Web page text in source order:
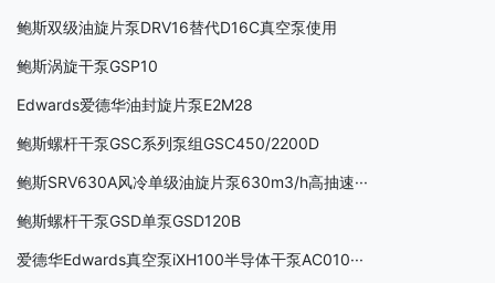
鲍斯双级油旋片泵DRV16替代D16C真空泵使用
鲍斯涡旋干泵GSP10
Edwards爱德华油封旋片泵E2M28
鲍斯螺杆干泵GSC系列泵组GSC450/2200D
鲍斯SRV630A风冷单级油旋片泵630m3/h高抽速···
鲍斯螺杆干泵GSD单泵GSD120B
爱德华Edwards真空泵iXH100半导体干泵AC010···